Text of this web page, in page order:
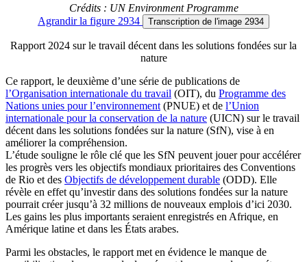
Crédits : UN Environment Programme
Agrandirla figure 2934 Transcription de l'image 2934
Rapport 2024 sur le travail décent dans les solutions fondées sur la
nature
Ce rapport, le deuxième d’une série de publications de
l’Organisation internationale du travail (OIT), du Programme des
Nations unies pour l’environnement (PNUE) et de l’Union
internationale pour la conservation de la nature (UICN) sur le travail
décent dans les solutions fondées sur la nature (SfN), vise à en
améliorer la compréhension.
L’étude souligne le rôle clé que les SfN peuvent jouer pour accélérer
les progrès vers les objectifs mondiaux prioritaires des Conventions
de Rio et des Objectifs de développement durable (ODD). Elle
révèle en effet qu’investir dans des solutions fondées sur la nature
pourrait créer jusqu’à 32 millions de nouveaux emplois d’ici 2030.
Les gains les plus importants seraient enregistrés en Afrique, en
Amérique latine et dans les États arabes.
Parmi les obstacles, le rapport met en évidence le manque de